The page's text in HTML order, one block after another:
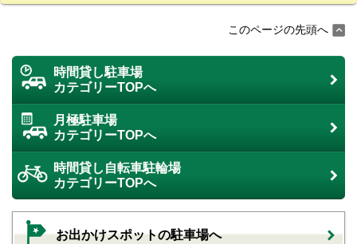
このページの先頭へ
時間貸し駐車場
カテゴリーTOPへ
月極駐車場
カテゴリーTOPへ
時間貸し自転車駐輪場
カテゴリーTOPへ
お出かけスポットの駐車場へ